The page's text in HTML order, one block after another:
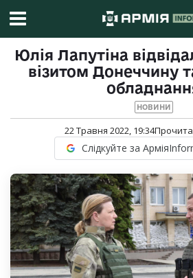
Юлія Лапутіна
візитом Донеччину
НОВИНИ
22 Травня 2022, 19:34
Слідкуйте за